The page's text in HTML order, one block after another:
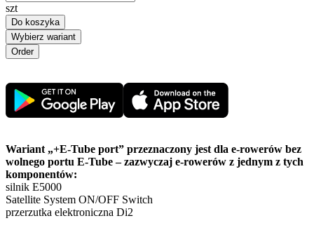
szt
Do koszyka
Wybierz wariant
Wariant „+E-Tube port” przeznaczony jest dla e-rowerów bez
wolnego portu E-Tube – zazwyczaj e-rowerów z jednym z tych
komponentów:
silnik E5000
Satellite System ON/OFF Switch
przerzutka elektroniczna Di2